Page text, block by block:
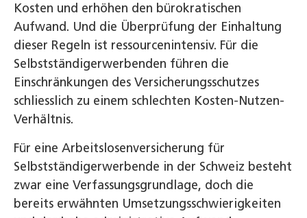
Kosten und erhöhen den bürokratischen
Aufwand. Und die Überprüfung der Einhaltung
dieser Regeln ist ressourcenintensiv. Für die
Selbstständigerwerbenden führen die
Einschränkungen des Versicherungsschutzes
schliesslich zu einem schlechten Kosten-Nutzen-
Verhältnis.
Für eine Arbeitslosenversicherung für
Selbstständigerwerbende in der Schweiz besteht
zwar eine Verfassungsgrundlage, doch die
bereits erwähnten Umsetzungsschwierigkeiten